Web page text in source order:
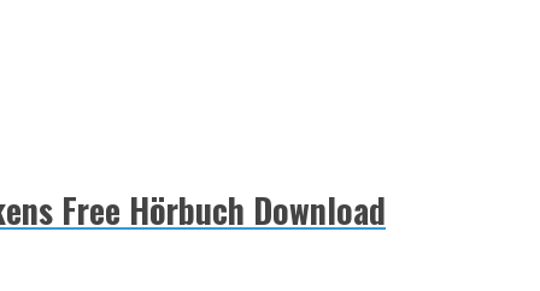
Free Hörbuch Download